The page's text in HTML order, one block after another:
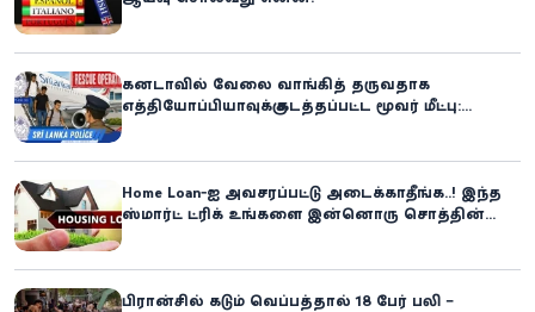
கனடாவில் வேலை வாங்கித் தருவதாக
எத்தியோப்பியாவுக்கு கடத்தப்பட்ட மூவர் மீட்பு:
Home Loan-ஐ அவசரப்பட்டு அடைக்காதீங்க..! இந்த
ஸ்மார்ட் ட்ரிக் உங்களை இன்னொரு சொத்தின்
பிரான்சில் கடும் வெப்பத்தால் 18 பேர் பலி –